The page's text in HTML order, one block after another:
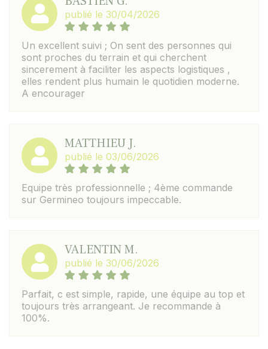
publié le 30/04/2026
Un excellent suivi ; On sent des personnes qui
sont proches du terrain et qui cherchent
sincerement à faciliter les aspects logistiques ,
elles rendent plus humain le quotidien moderne.
A encourager
MATTHIEU J.
publié le 03/06/2026
Equipe très professionnelle ; 4ème commande
sur Germineo toujours impeccable.
VALENTIN M.
publié le 30/06/2026
Parfait, c est simple, rapide, une équipe au top et
toujours très arrangeant. Je recommande à
100%.